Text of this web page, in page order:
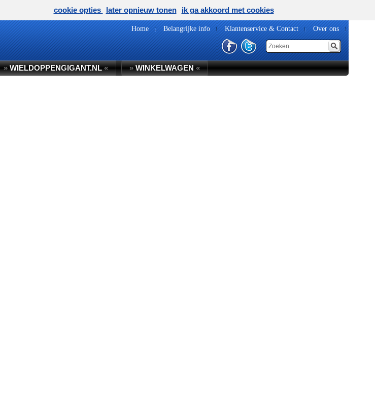
Home Belangrijke info Klantenservice & Contact Over ons
»WIELDOPPENGIGANT.NL« »WINKELWAGEN«
cookie opties later opnieuw tonen ik ga akkoord met cookies